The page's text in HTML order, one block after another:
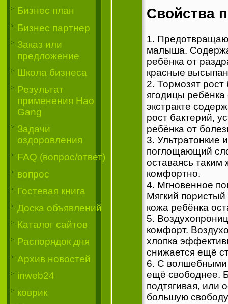
Бизнес план
Бизнес партнер
Заказ или
предложение
Школа бизнеса
Результат
применения Hao
Gang
Задачи
оздоровления
FAQ (вопрос/ответ)
вопрос
Гостевая книга
Доска объявлений
Каталог сайтов
Распорядок дня
Архив новостей
inweb24
коврик
Свойства
1.
малыша.
ребёнка от
красные
2. Тормозят
ягодицы ребёнка
экстракте
рост бактерий,
ребёнка от
3. Ультратонкие
поглощающий
оставаясь таким
комфортно.
4. Мгновенное
Мягкий
кожа ребёнка
5.
комфорт.
хлопка
снижается ещё
6. С волшебными
ещё свободнее.
подтягивая, или
большую